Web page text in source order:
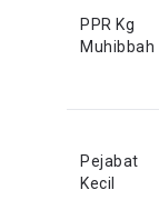
PPR Kg
Muhibbah
Pejabat
Kecil